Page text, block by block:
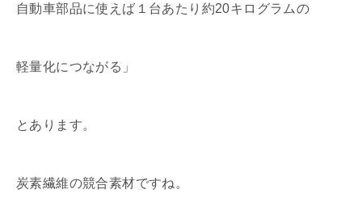
自動車部品に使えば１台あたり約20キログラムの
軽量化につながる」
とあります。
炭素繊維の競合素材ですね。